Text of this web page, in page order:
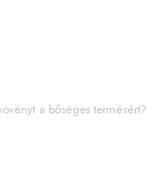
a bőséges termésért?